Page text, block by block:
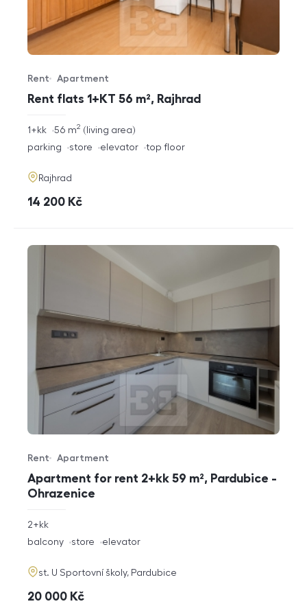
Rent flats 1+KT 56 m², Rajhrad
Offer type
Rent
Property type
Apartment
rozměry
disposition
1+kk living area
56 m2
funkce
parking store elevator top floor
adresa
Rajhrad
cena
14 200 Kč
Apartment for rent 2+kk 59 m², Pardubice -
Ohrazenice
Offer type
Rent
Property type
Apartment
rozměry
disposition
2+kk
funkce
balcony store elevator
adresa
st. U Sportovní školy, Pardubice
cena
20 000 Kč